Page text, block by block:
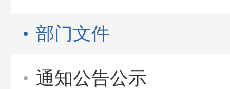
部门文件
通知公告公示